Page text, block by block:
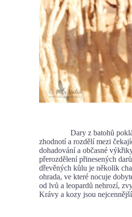
Dary z batohů
zhodnotí a rozdělí mezi
dohadování a občasné
přerozdělení přinesených
dřevěných kůlu je několik
ohrada, ve které nocuje
od lvů a leopardů nehrozí,
Krávy a kozy jsou